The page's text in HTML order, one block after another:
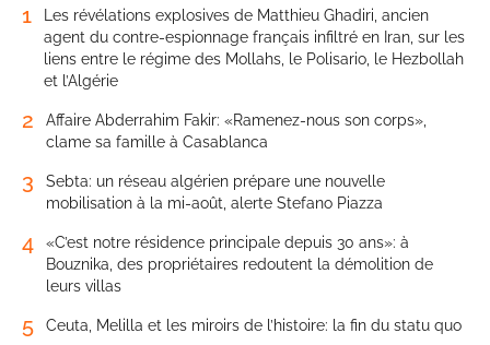
1
Les révélations explosives de Matthieu Ghadiri, ancien
agent du contre-espionnage français infiltré en Iran, sur les
liens entre le régime des Mollahs, le Polisario, le Hezbollah
et l’Algérie
2
Affaire Abderrahim Fakir: «Ramenez-nous son corps»,
clame sa famille à Casablanca
3
Sebta: un réseau algérien prépare une nouvelle
mobilisation à la mi-août, alerte Stefano Piazza
4
«C’est notre résidence principale depuis 30 ans»: à
Bouznika, des propriétaires redoutent la démolition de
leurs villas
5 Ceuta, Melilla et les miroirs de l’histoire: la fin du statu quo